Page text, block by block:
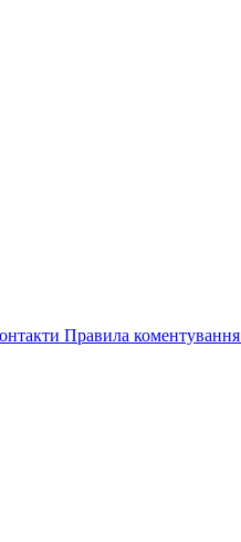
Правила коментування